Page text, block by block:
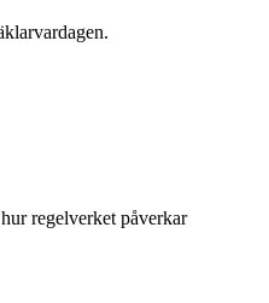
regelverket påverkar